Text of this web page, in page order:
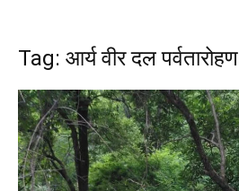
Tag: आर्य वीर दल पर्वतारोहण